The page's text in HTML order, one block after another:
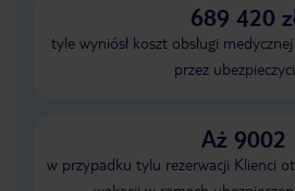
689 420
tyle wyniósł koszt obsługi
przez
Aż 9002
w przypadku tylu rezerwacji Klienci